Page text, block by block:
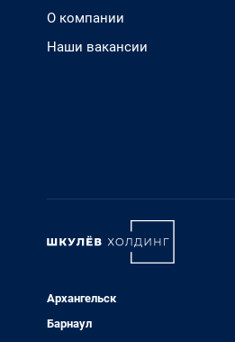
О компании
Наши вакансии
Архангельск
Барнаул